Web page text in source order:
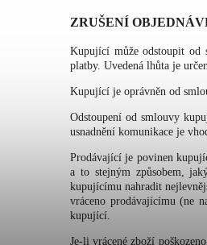
ZRUŠENÍ
Kupující může odstoupit od
platby. Uvedená lhůta je
Kupující je oprávněn od
Odstoupení od smlouvy
usnadnění komunikace je
Prodávající je povinen
a to stejným způsobem,
kupujícímu nahradit
vráceno prodávajícímu (ne
kupující.
Je-li vrácené zboží